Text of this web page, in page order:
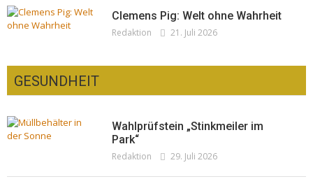
Clemens Pig: Welt ohne Wahrheit
Redaktion 21. Juli 2026
GESUNDHEIT
Wahlprüfstein „Stinkmeiler im
Park“
Redaktion 29. Juli 2026